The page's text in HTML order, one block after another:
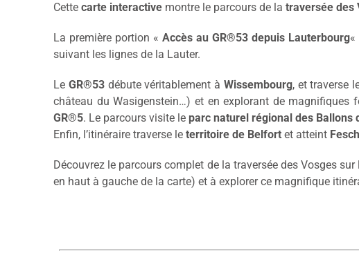
Cettecarte interactive montre le parcours de latraversée des
La première portion «Accès au GR®53 depuis Lauterbourg«
suivant les lignes de la Lauter.
Le GR®53débute véritablement à Wissembourg, et traverse
château du Wasigenstein…) et en explorant de magnifiques
GR®5. Le parcours visite le parc naturel régional des Ballons
Enfin, l’itinéraire traverse leterritoire de Belfort et atteint
Découvrez le parcours complet de la traversée des Vosges
en haut à gauche de la carte) et à explorer ce magnifique